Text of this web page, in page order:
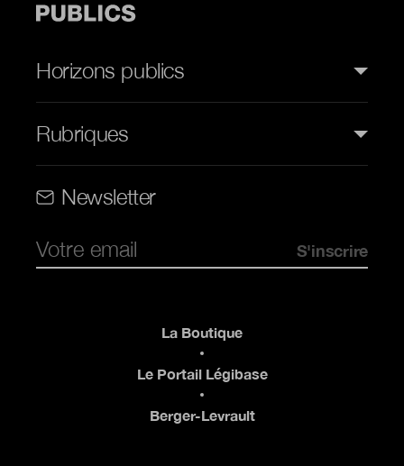
Horizons publics
Rubriques
Newsletter
La Boutique
Le Portail Légibase
Berger-Levrault